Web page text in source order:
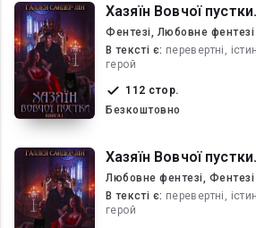
Хазяїн Вовчої
Фентезі, Любовне фентезі
В текcті є: перевертні,
герой
112 стор.
Безкоштовно
Хазяїн Вовчої
Любовне фентезі, Фентезі
В текcті є: перевертні,
герой